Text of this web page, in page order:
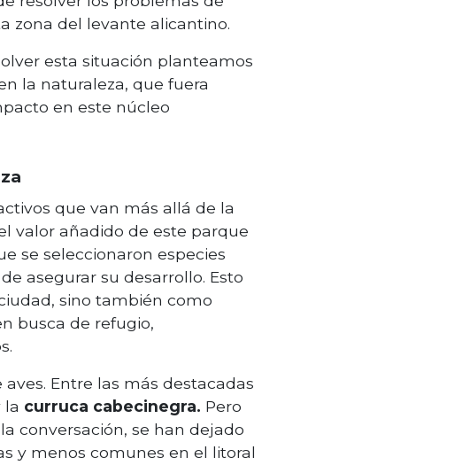
zona del levante alicantino.
esta situación planteamos
la naturaleza, que fuera
en este núcleo
que van más allá de la
valor añadido de este parque
se seleccionaron especies
asegurar su desarrollo. Esto
sino también como
busca de refugio,
Entre las más destacadas
la curruca cabecinegra. Pero
conversación, se han dejado
y menos comunes en el litoral